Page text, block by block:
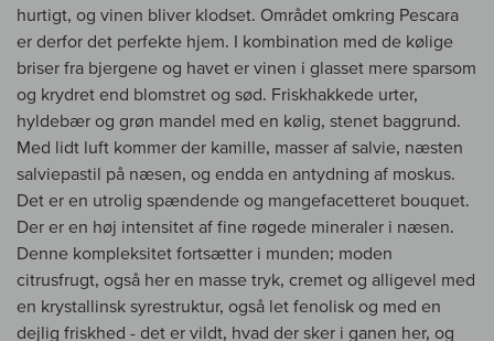
hurtigt, og vinen bliver klodset. Området omkring Pescara
er derfor det perfekte hjem. I kombination med de kølige
briser fra bjergene og havet er vinen i glasset mere sparsom
og krydret end blomstret og sød. Friskhakkede urter,
hyldebær og grøn mandel med en kølig, stenet baggrund.
Med lidt luft kommer der kamille, masser af salvie, næsten
salviepastil på næsen, og endda en antydning af moskus.
Det er en utrolig spændende og mangefacetteret bouquet.
Der er en høj intensitet af fine røgede mineraler i næsen.
Denne kompleksitet fortsætter i munden; moden
citrusfrugt, også her en masse tryk, cremet og alligevel med
en krystallinsk syrestruktur, også let fenolisk og med en
dejlig friskhed - det er vildt, hvad der sker i ganen her, og